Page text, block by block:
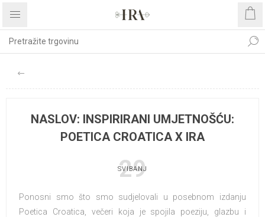
NASLOV: INSPIRIRANI UMJETNOŠĆU:
POETICA CROATICA X IRA
29
SVIBANJ
Ponosni smo što smo sudjelovali u posebnom izdanju
Poetica Croatica, večeri koja je spojila poeziju, glazbu i